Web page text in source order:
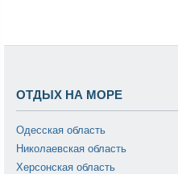
ОТДЫХ НА МОРЕ
Одесская область
Николаевская область
Херсонская область